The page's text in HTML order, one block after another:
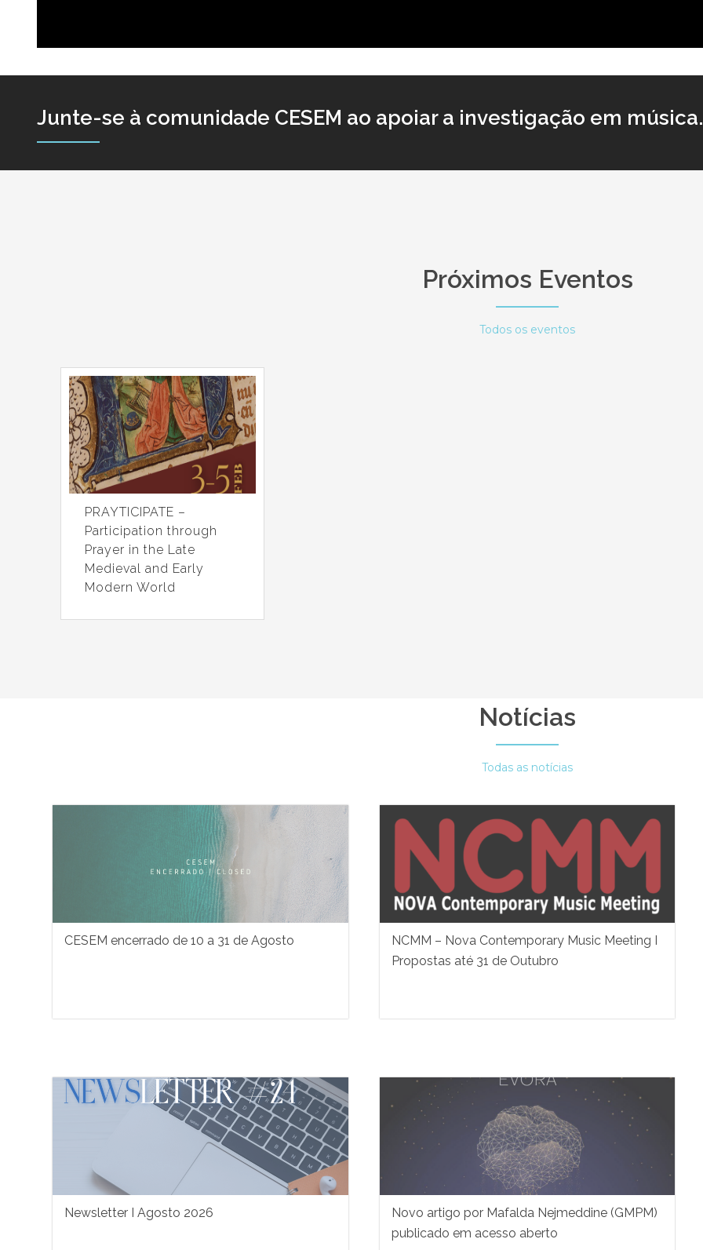
Junte-se à comunidade CESEM ao apoiar a investigação em música.
Próximos Eventos
Todos os eventos
PRAYTICIPATE –
Participation through
Prayer in the Late
Medieval and Early
Modern World
Notícias
Todas as notícias
CESEM encerrado de 10 a 31 de Agosto
NCMM – Nova Contemporary Music Meeting I
Propostas até 31 de Outubro
Newsletter I Agosto 2026
Novo artigo por Mafalda Nejmeddine (GMPM)
publicado em acesso aberto